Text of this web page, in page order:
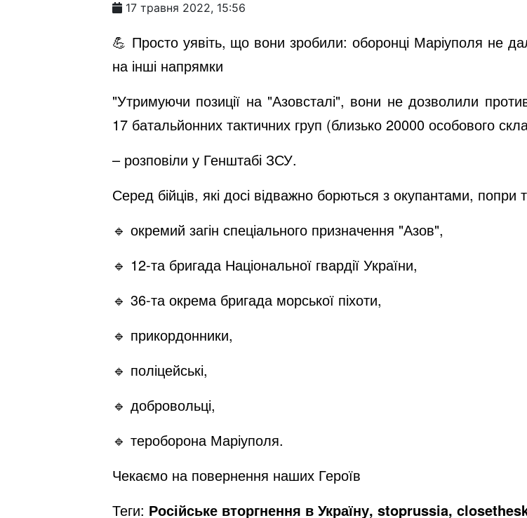
17 травня 2022, 15:56
💪 Просто уявіть, що вони зробили: оборонці Маріуполя не
на інші напрямки
"Утримуючи позиції на "Азовсталі", вони не дозволили
17 батальйонних тактичних груп (близько 20000 особового
– розповіли у Генштабі ЗСУ.
Серед бійців, які досі відважно борються з окупантами,
🔹 окремий загін спеціального призначення "Азов",
🔹 12-та бригада Національної гвардії України,
🔹 36-та окрема бригада морської піхоти,
🔹 прикордонники,
🔹 поліцейські,
🔹 добровольці,
🔹 тероборона Маріуполя.
Чекаємо на повернення наших Героїв
Теги: Російське вторгнення в Україну, stoprussia,